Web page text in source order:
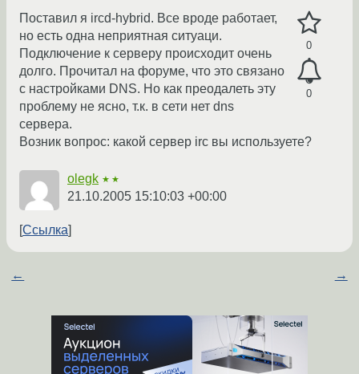
0
0
Поставил я ircd-hybrid. Все вроде работает,
но есть одна неприятная ситуаци.
Подключение к серверу происходит очень
долго. Прочитал на форуме, что это связано
с настройками DNS. Но как преодалеть эту
проблему не ясно, т.к. в сети нет dns
сервера.
Возник вопрос: какой сервер irc вы используете?
olegk ★★
21.10.2005 15:10:03 +00:00
Ссылка
← →